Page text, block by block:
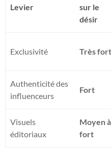
Levier
sur le
désir
Exclusivité Très fort
Authenticité des
influenceurs
Fort
Visuels
éditoriaux
Moyen à
fort